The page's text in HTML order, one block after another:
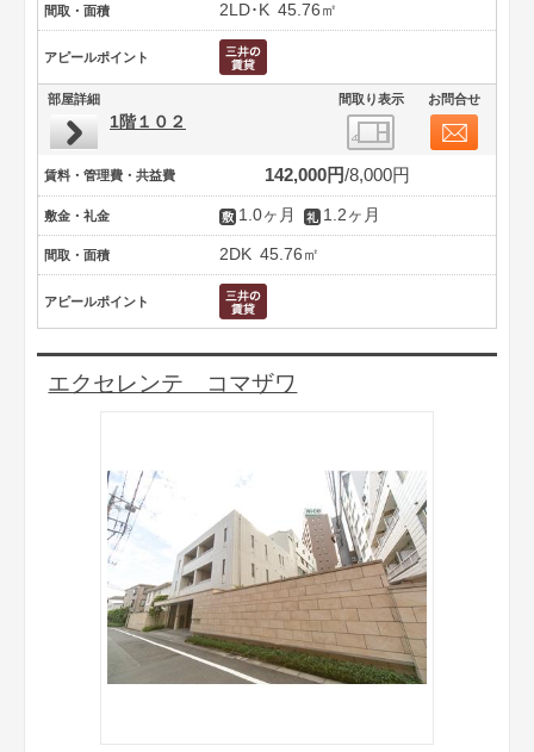
間取・面積 2LD･K 45.76㎡
アピールポイント
部屋詳細 間取り表示 お問合せ
1階１０２
賃料・管理費・共益費 142,000円 8,000円
敷金・礼金 1.0ヶ月 1.2ヶ月
間取・面積 2DK 45.76㎡
アピールポイント
エクセレンテ コマザワ